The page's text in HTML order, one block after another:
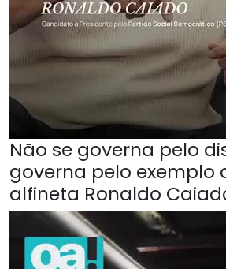
Não se governa pelo
governa pelo exemplo
alfineta Ronaldo